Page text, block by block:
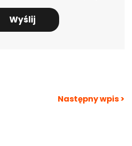
Następny wpis >